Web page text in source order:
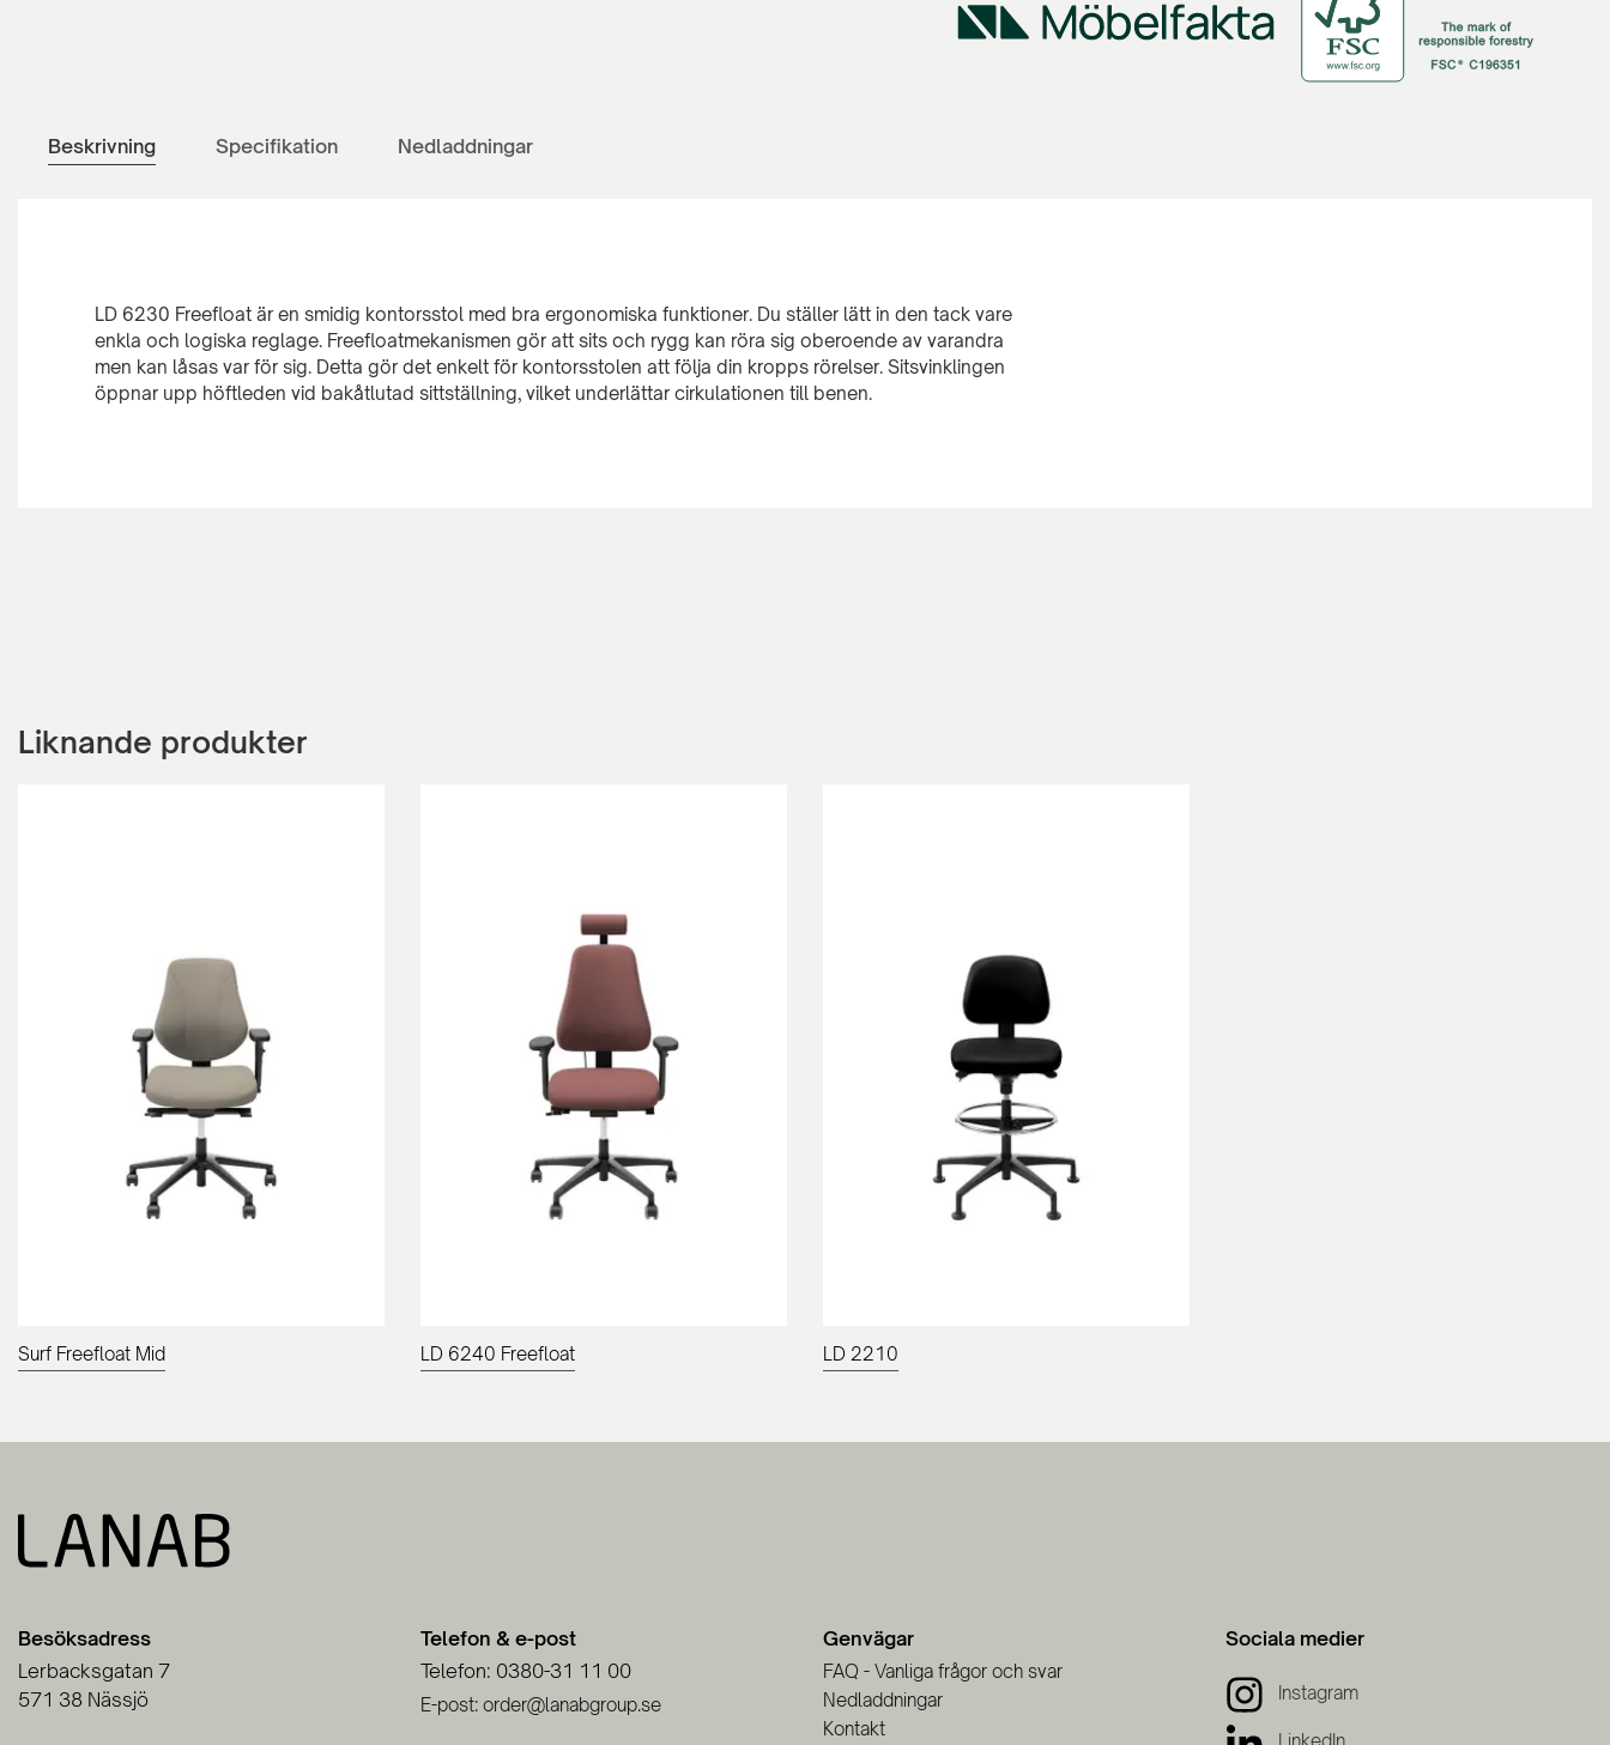
Beskrivning Specifikation Nedladdningar
LD 6230 Freefloat är en smidig kontorsstol med bra ergonomiska funktioner. Du ställer lätt in den tack vare
enkla och logiska reglage. Freefloatmekanismen gör att sits och rygg kan röra sig oberoende av varandra
men kan låsas var för sig. Detta gör det enkelt för kontorsstolen att följa din kropps rörelser. Sitsvinklingen
Liknande produkter
Surf Freefloat Mid LD 6240 Freefloat LD 2210
Besöksadress
Lerbacksgatan 7
571 38 Nässjö
Telefon & e-post
Telefon: 0380-31 11 00
E-post: order@lanabgroup.se
Genvägar
FAQ - Vanliga frågor och svar
Nedladdningar
Kontakt
Sociala medier
Instagram